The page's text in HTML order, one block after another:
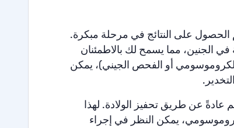
على النتائج في مرحلة مبكرة.
في الجنين، مما يسمح لك بالاطمئنان
أو الفحص الجيني)، يمكن
19 إلى 21) يكون أكثر تعقيدًا ويتم عادةً عن طريق تحفيز الولادة. لهذا
يمكن النظر في إجراء